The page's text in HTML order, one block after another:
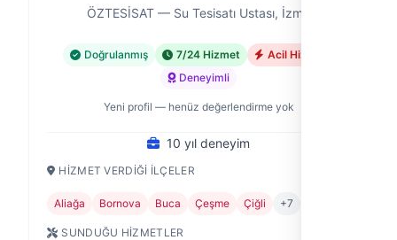
ÖZTESİSAT — Su Tesisatı Ustası, İzmir
Doğrulanmış 7/24 Hizmet
Acil Hizmet
Deneyimli
Yeni profil — henüz değerlendirme yok
10 yıl deneyim
HIZMET VERDIĞI İLÇELER
Aliağa Bornova Buca Çeşme Çiğli +7
SUNDUĞU HIZMETLER